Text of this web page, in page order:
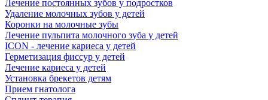
Лечение постоянных зубов у подростков
Удаление молочных зубов у детей
Коронки на молочные зубы
Лечение пульпита молочного зуба у детей
ICON - лечение кариеса у детей
Герметизация фиссур у детей
Лечение кариеса у детей
Установка брекетов детям
Прием гнатолога